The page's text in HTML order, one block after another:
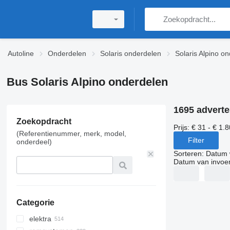
Autoline Onderdelen Solaris onderdelen Solaris Alpino
Bus Solaris Alpino onderdelen
Zoekopdracht
(Referentienummer, merk, model,
onderdeel)
Categorie
elektra
1695
Prijs: € 31 - €
Filter
Sorteren: Datum
Datum van